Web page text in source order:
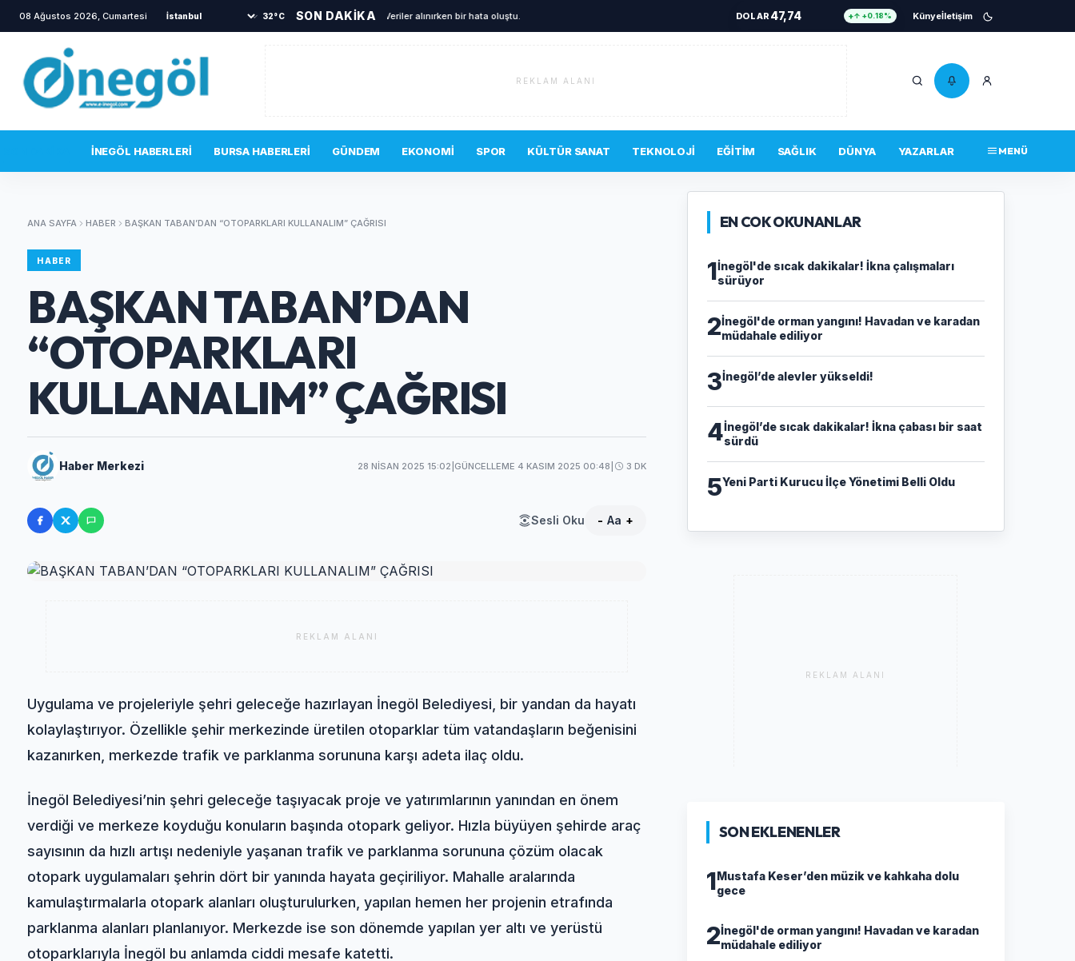
08 Ağustos 2026, Cumartesi 32°C SON DAKİKA Veriler alınırken bir hata oluştu. DOLAR 47,74 ↑ +0.18% Künyeİletişim
REKLAM ALANI
İNEGÖL HABERLERI BURSA HABERLERI GÜNDEM EKONOMI SPOR KÜLTÜR SANAT TEKNOLOJI EĞITIM SAĞLIK DÜNYA YAZARLAR MENÜ
ANA SAYFA HABER BAŞKAN TABAN’DAN “OTOPARKLARI KULLANALIM” ÇAĞRISI
HABER
BAŞKAN TABAN’DAN
“OTOPARKLARI
KULLANALIM” ÇAĞRISI
Haber Merkezi 28 NISAN 2025 15:02 GÜNCELLEME 4 KASIM 2025 00:48 3 DK
Sesli Oku - Aa +
REKLAM ALANI
Uygulama ve projeleriyle şehri geleceğe hazırlayan İnegöl Belediyesi, bir yandan da hayatı
kolaylaştırıyor. Özellikle şehir merkezinde üretilen otoparklar tüm vatandaşların beğenisini
kazanırken, merkezde trafik ve parklanma sorununa karşı adeta ilaç oldu.
İnegöl Belediyesi’nin şehri geleceğe taşıyacak proje ve yatırımlarının yanından en önem
verdiği ve merkeze koyduğu konuların başında otopark geliyor. Hızla büyüyen şehirde araç
sayısının da hızlı artışı nedeniyle yaşanan trafik ve parklanma sorununa çözüm olacak
otopark uygulamaları şehrin dört bir yanında hayata geçiriliyor. Mahalle aralarında
kamulaştırmalarla otopark alanları oluşturulurken, yapılan hemen her projenin etrafında
parklanma alanları planlanıyor. Merkezde ise son dönemde yapılan yer altı ve yerüstü
otoparklarıyla İnegöl bu anlamda ciddi mesafe katetti.
EN COK OKUNANLAR
1İnegöl'de sıcak dakikalar! İkna çalışmaları
sürüyor
2İnegöl'de orman yangını! Havadan ve karadan
müdahale ediliyor
3İnegöl’de alevler yükseldi!
4İnegöl’de sıcak dakikalar! İkna çabası bir saat
sürdü
5Yeni Parti Kurucu İlçe Yönetimi Belli Oldu
REKLAM ALANI
SON EKLENENLER
1Mustafa Keser’den müzik ve kahkaha dolu
gece
2İnegöl'de orman yangını! Havadan ve karadan
müdahale ediliyor